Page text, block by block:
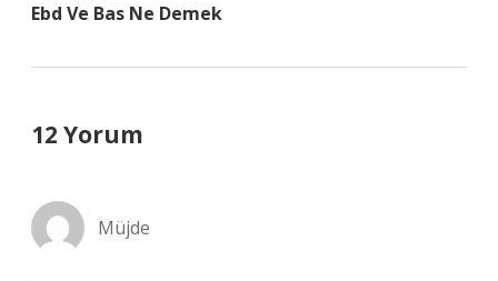
Ebd Ve Bas Ne Demek
12 Yorum
Müjde